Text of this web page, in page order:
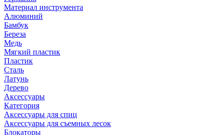
Материал инструмента
Алюминий
Бамбук
Береза
Медь
Мягкий пластик
Пластик
Сталь
Латунь
Дерево
Аксессуары
Категория
Аксессуары для спиц
Аксессуары для съемных лесок
Блокаторы